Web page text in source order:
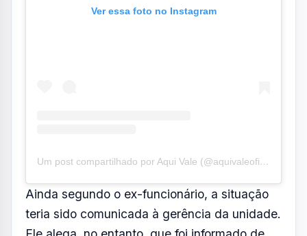
Ele alega, no entanto, que foi informado de
acusações de um ex-colaborador da unidade
Alto da Ponte (SJC) sobre supostas
irregularidades no açougue. Foi iniciado um
processo interno de apuração.